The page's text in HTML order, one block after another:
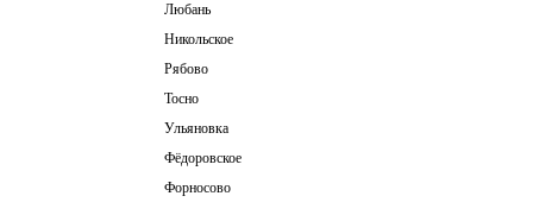
Любань
Никольское
Рябово
Тосно
Ульяновка
Фёдоровское
Форносово